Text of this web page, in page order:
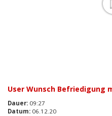
User Wunsch Befriedigung
Dauer: 09:27
Datum: 06.12.20